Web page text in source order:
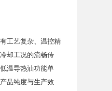
工艺复杂、温控精
却工况的流畅传
温导热油功能单
品纯度与生产效